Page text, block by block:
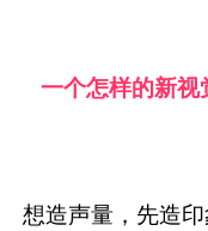
一个怎样的新视
想造声量，先造